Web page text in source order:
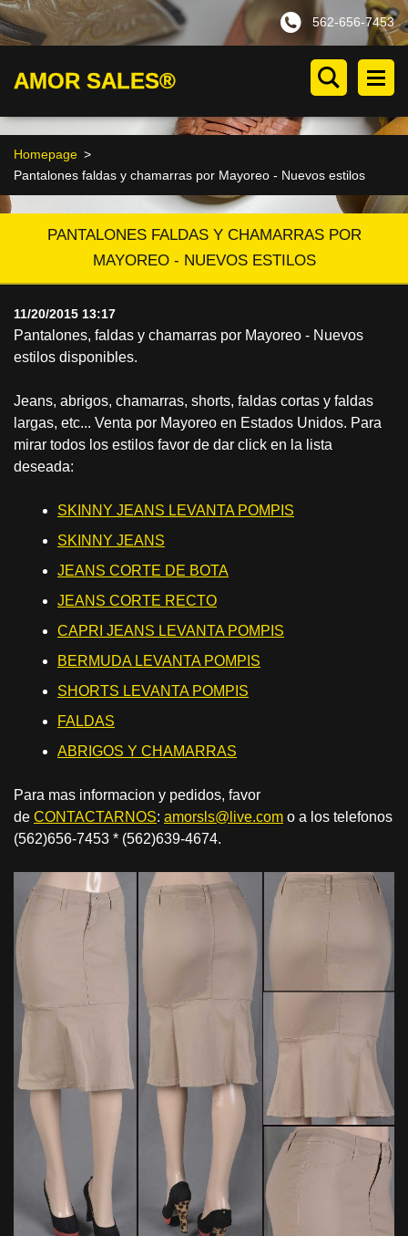
562-656-7453
AMOR SALES®
Homepage >
Pantalones faldas y chamarras por Mayoreo - Nuevos estilos
PANTALONES FALDAS Y CHAMARRAS POR
MAYOREO - NUEVOS ESTILOS
11/20/2015 13:17
Pantalones, faldas y chamarras por Mayoreo - Nuevos
estilos disponibles.
Jeans, abrigos, chamarras, shorts, faldas cortas y faldas
largas, etc... Venta por Mayoreo en Estados Unidos. Para
mirar todos los estilos favor de dar click en la lista
deseada:
SKINNY JEANS LEVANTA POMPIS
SKINNY JEANS
JEANS CORTE DE BOTA
JEANS CORTE RECTO
CAPRI JEANS LEVANTA POMPIS
BERMUDA LEVANTA POMPIS
SHORTS LEVANTA POMPIS
FALDAS
ABRIGOS Y CHAMARRAS
Para mas informacion y pedidos, favor
de CONTACTARNOS: amorsls@live.com o a los telefonos
(562)656-7453 * (562)639-4674.